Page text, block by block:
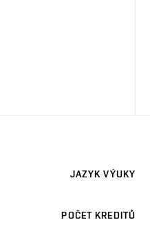
JAZYK VÝUKY
POČET KREDITŮ